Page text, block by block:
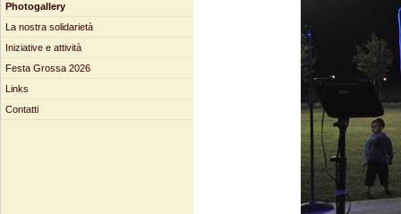
Photogallery
La nostra solidarietà
Iniziative e attività
Festa Grossa 2026
Links
Contatti